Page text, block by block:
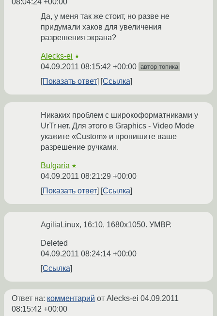
08:04:24 +00:00
Да, у меня так же стоит, но разве не
придумали хаков для увеличения
разрешения экрана?
Alecks-ei ★
04.09.2011 08:15:42 +00:00 автор топика
Показать ответ Ссылка
Никаких проблем с широкоформатниками у
UrTr нет. Для этого в Graphics - Video Mode
укажите «Custom» и пропишите ваше
разрешение ручками.
Bulgaria ★
04.09.2011 08:21:29 +00:00
Показать ответ
Ссылка
AgiliaLinux, 16:10, 1680x1050. УМВР.
Deleted
04.09.2011 08:24:14 +00:00
Ссылка
Ответ на: комментарий от Alecks-ei 04.09.2011
08:15:42 +00:00